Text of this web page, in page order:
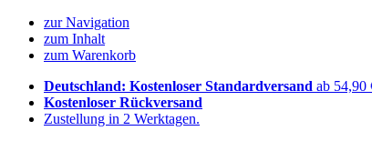
zur Navigation
zum Inhalt
zum Warenkorb
Deutschland: Kostenloser Standardversand ab 54,90
Kostenloser Rückversand
Zustellung in 2 Werktagen.